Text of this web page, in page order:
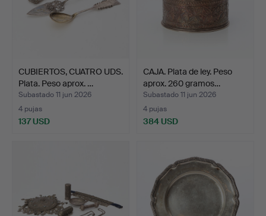
CUBIERTOS, CUATRO UDS.
Plata. Peso aprox. …
Subastado 11 jun 2026
4 pujas
137 USD
CAJA. Plata de ley. Peso
aprox. 260 gramos…
Subastado 11 jun 2026
4 pujas
384 USD